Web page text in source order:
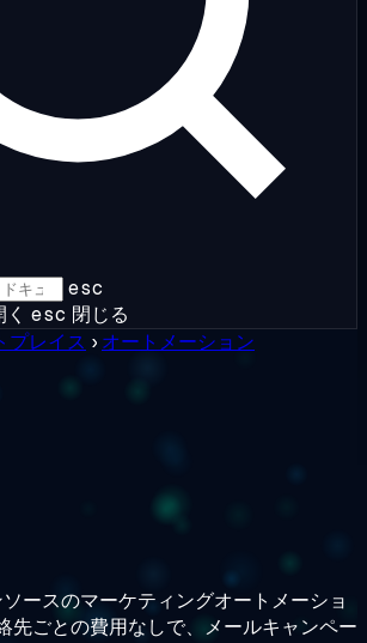
esc
esc 閉じる
プレイス › オートメーション
ースのマーケティングオートメーショ
先ごとの費用なしで、メールキャンペー